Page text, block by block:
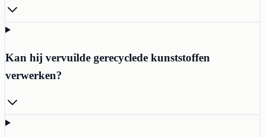
Kan hij vervuilde gerecyclede kunststoffen
verwerken?